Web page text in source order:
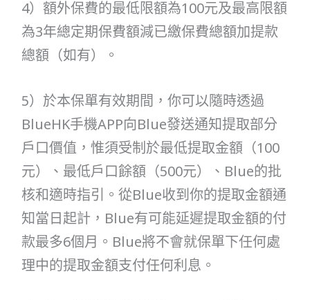
4）額外保費的最低限額為100元及最高限額
為3年總定期保費額減已繳保費總額加提款
總額（如有）。
5）於本保單有效期間，你可以隨時透過
BlueHK手機APP向Blue發送通知提取部分
戶口價值，惟須受制於最低提取金額（100
元）、最低戶口餘額（500元）、Blue的批
核和適時指引。從Blue收到你的提取金額通
知當日起計，Blue有可能延遲提取金額的付
款最多6個月。Blue將不會就保單下任何處
理中的提取金額支付任何利息。